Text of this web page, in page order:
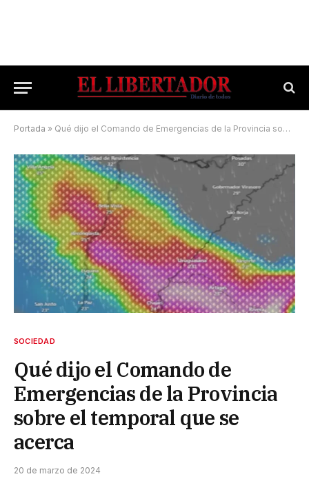
Portada » Qué dijo el Comando de Emergencias de la Provincia sobre el temporal que se acerca
SOCIEDAD
Qué dijo el Comando de
Emergencias de la Provincia
sobre el temporal que se
acerca
20 de marzo de 2024